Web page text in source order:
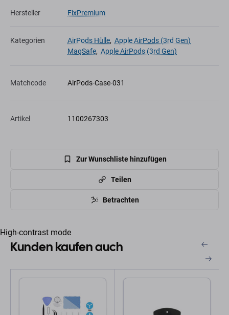
Hersteller FixPremium
Kategorien AirPods Hülle, Apple AirPods (3rd Gen)
MagSafe, Apple AirPods (3rd Gen)
Matchcode AirPods-Case-031
Artikel 1100267303
Zur Wunschliste hinzufügen
Teilen
Betrachten
High-contrast mode
Kunden kaufen auch